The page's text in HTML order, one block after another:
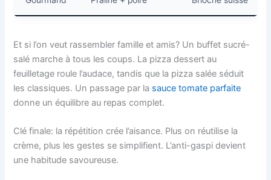
Et si l’on veut rassembler famille et amis? Un buffet sucré-
salé marche à tous les coups. La pizza dessert au
feuilletage roule l’audace, tandis que la pizza salée séduit
les classiques. Un passage par la sauce tomate parfaite
donne un équilibre au repas complet.
Clé finale: la répétition crée l’aisance. Plus on réutilise la
crème, plus les gestes se simplifient. L’anti-gaspi devient
une habitude savoureuse.